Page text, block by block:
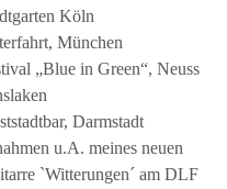
Köln
München
„Blue in Green“, Neuss
Darmstadt
u.A. meines neuen
`Witterungen´ am DLF